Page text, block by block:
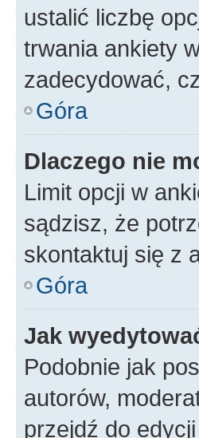
ustalić liczbę
trwania ankiety
zadecydować,
Góra
Dlaczego nie
Limit opcji w
sądzisz, że
skontaktuj się z
Góra
Jak
Podobnie jak
autorów,
przejdź do